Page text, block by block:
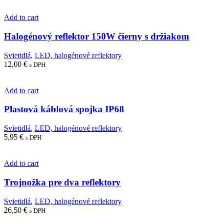
Add to cart
Halogénový reflektor 150W čierny s držiakom
Svietidlá, LED, halogénové reflektory
12,00 € s DPH
Add to cart
Plastová káblová spojka IP68
Svietidlá, LED, halogénové reflektory
5,95 € s DPH
Add to cart
Trojnožka pre dva reflektory
Svietidlá, LED, halogénové reflektory
26,50 € s DPH